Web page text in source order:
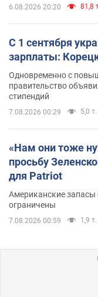
6.08.2026 20:20 81,8
С 1 сентября
зарплаты:
Одновременно с
правительство
стипендий
7.08.2026 00:29 5,0 т.
«Нам они тоже
просьбу
для Patriot
Американские запасы
ограничены
7.08.2026 00:59 1,9 т.